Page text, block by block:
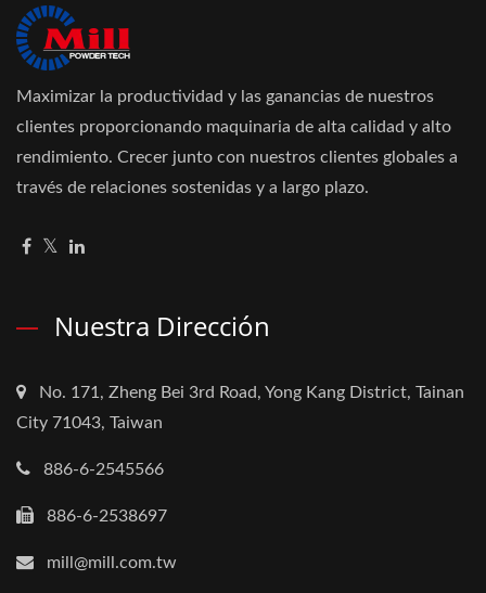
Maximizar la productividad y las ganancias de nuestros
clientes proporcionando maquinaria de alta calidad y alto
rendimiento. Crecer junto con nuestros clientes globales a
través de relaciones sostenidas y a largo plazo.
Nuestra Dirección
No. 171, Zheng Bei 3rd Road, Yong Kang District, Tainan
City 71043, Taiwan
886-6-2545566
886-6-2538697
mill@mill.com.tw